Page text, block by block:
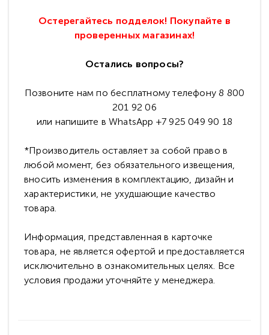
Остерегайтесь подделок! Покупайте в
проверенных магазинах!
Остались вопросы?
Позвоните нам по бесплатному телефону 8 800
201 92 06
или напишите в WhatsApp +7 925 049 90 18
*Производитель оставляет за собой право в
любой момент, без обязательного извещения,
вносить изменения в комплектацию, дизайн и
характеристики, не ухудшающие качество
товара.
Информация, представленная в карточке
товара, не является офертой и предоставляется
исключительно в ознакомительных целях. Все
условия продажи уточняйте у менеджера.